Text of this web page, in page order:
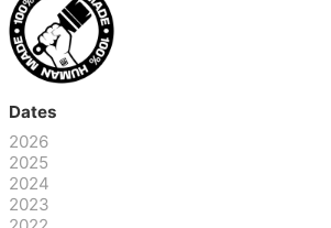
Dates
2026
2025
2024
2023